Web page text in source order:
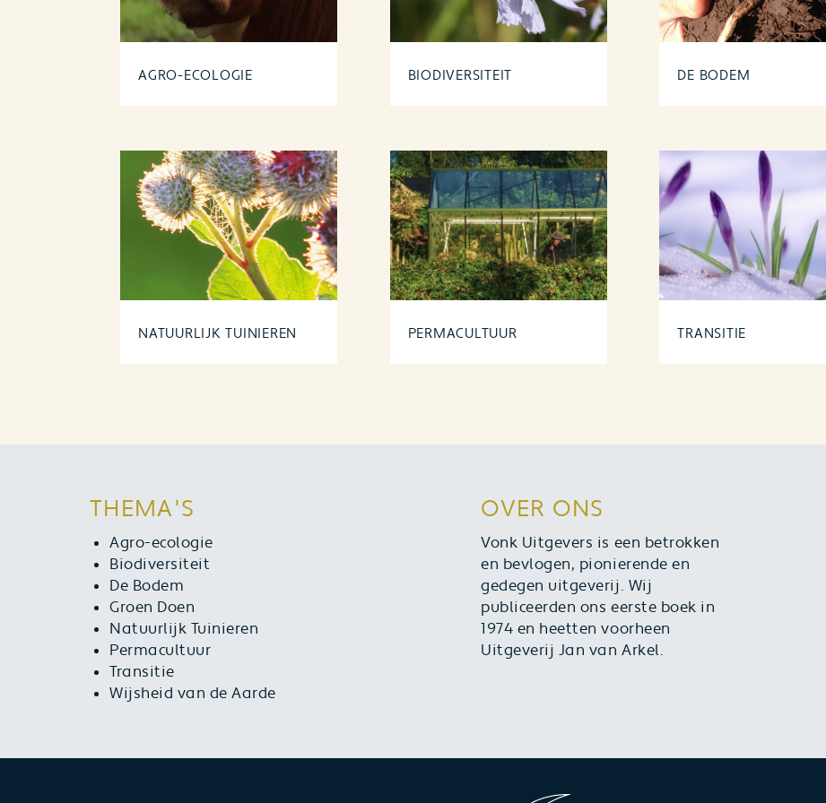
verhaal
de vrije
AGRO-ECOLOGIE BIODIVERSITEIT DE BODEM
NATUURLIJK TUINIEREN PERMACULTUUR TRANSITIE
THEMA'S
Agro-ecologie
Biodiversiteit
De Bodem
Groen Doen
Natuurlijk Tuinieren
Permacultuur
Transitie
Wijsheid van de Aarde
OVER ONS
Vonk Uitgevers is een betrokken
en bevlogen, pionierende en
gedegen uitgeverij. Wij
publiceerden ons eerste boek in
1974 en heetten voorheen
Uitgeverij Jan van Arkel.